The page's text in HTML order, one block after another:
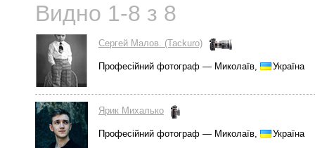
Видно 1-8 з 8
Сергей Малов. (Tackuro)
Професійний фотограф — Миколаїв, Україна
Ярик Михалько
Професійний фотограф — Миколаїв, Україна